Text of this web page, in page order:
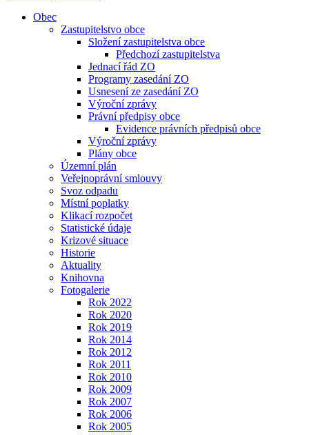
Obec
Zastupitelstvo obce
Složení zastupitelstva obce
Předchozí zastupitelstva
Jednací řád ZO
Programy zasedání ZO
Usnesení ze zasedání ZO
Výroční zprávy
Právní předpisy obce
Evidence právních předpisů obce
Výroční zprávy
Plány obce
Územní plán
Veřejnoprávní smlouvy
Svoz odpadu
Místní poplatky
Klikací rozpočet
Statistické údaje
Krizové situace
Historie
Aktuality
Knihovna
Fotogalerie
Rok 2022
Rok 2020
Rok 2019
Rok 2014
Rok 2012
Rok 2011
Rok 2010
Rok 2009
Rok 2007
Rok 2006
Rok 2005